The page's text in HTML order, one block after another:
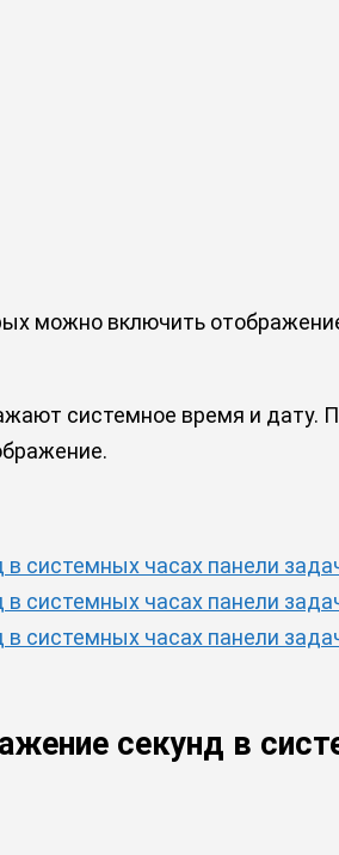
можно включить
системное время и дату.
системных часах панели
системных часах панели
системных часах панели
секунд в